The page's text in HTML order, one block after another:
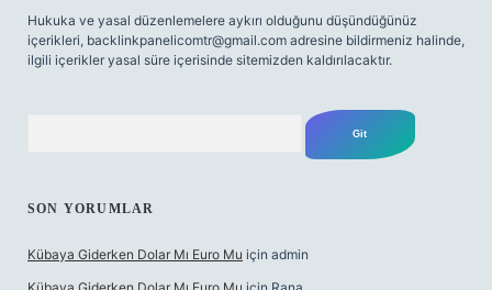
Hukuka ve yasal düzenlemelere aykırı olduğunu düşündüğünüz
içerikleri, backlinkpanelicomtr@gmail.com adresine bildirmeniz halinde,
ilgili içerikler yasal süre içerisinde sitemizden kaldırılacaktır.
SON YORUMLAR
Kübaya Giderken Dolar Mı Euro Mu için admin